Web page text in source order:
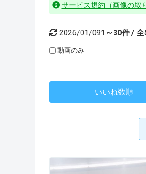
サービス規約（画像の取
2026/01/091～30件 /
動画のみ
いいね数順